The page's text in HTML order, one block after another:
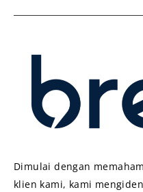
Dimulai dengan
klien kami, kami